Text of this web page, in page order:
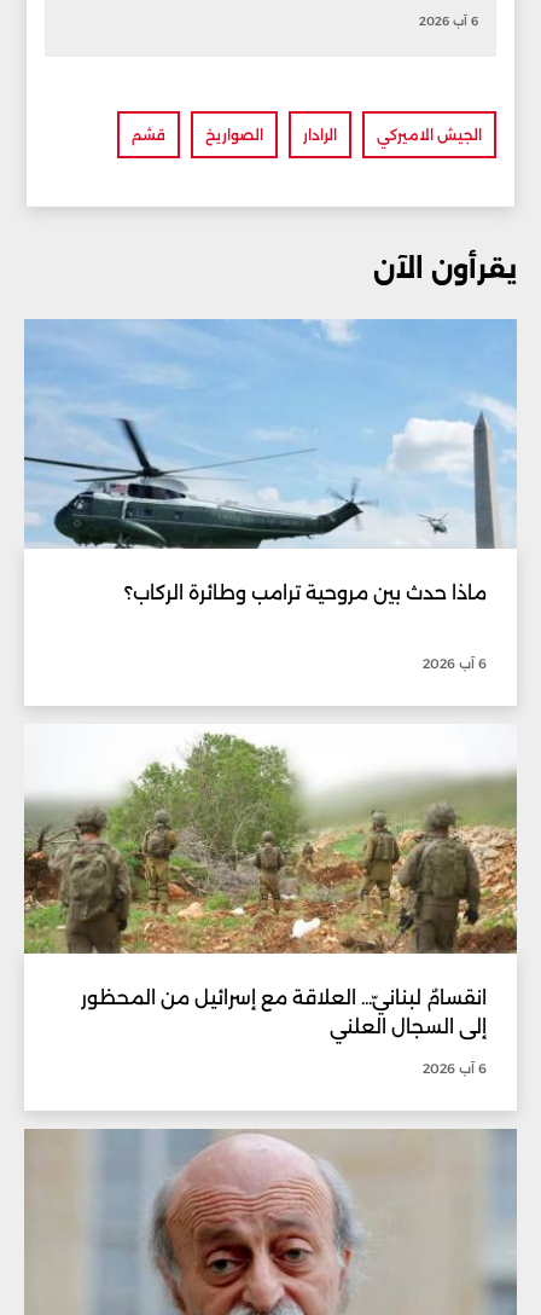
6 آب 2026
الجيش الاميركي الرادار الصواريخ قشم
يقرأون الآن
ماذا حدث بين مروحية ترامب وطائرة الركاب؟
6 آب 2026
انقسامٌ لبنانيّ... العلاقة مع إسرائيل من المحظور
إلى السجال العلني
6 آب 2026